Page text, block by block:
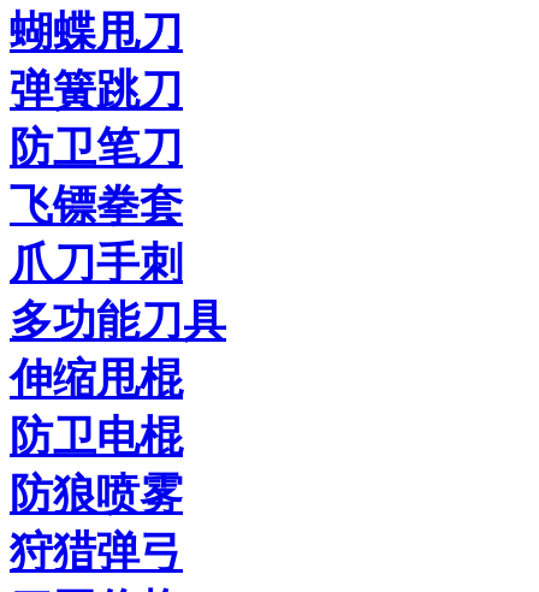
蝴蝶甩刀
弹簧跳刀
防卫笔刀
飞镖拳套
爪刀手刺
多功能刀具
伸缩甩棍
防卫电棍
防狼喷雾
狩猎弹弓